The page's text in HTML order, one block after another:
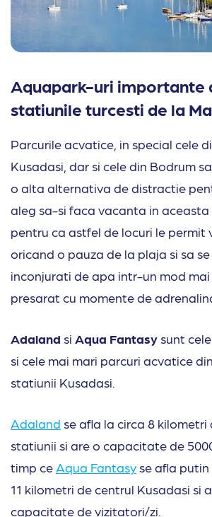
Aquapark-uri importante
statiunile turcesti de la
Parcurile acvatice, in special cele
Kusadasi, dar si cele din Bodrum
o alta alternativa de distractie
aleg sa-si faca vacanta in aceasta
pentru ca astfel de locuri le permit
oricand o pauza de la plaja si sa
inconjurati de apa intr-un mod
presarat cu momente de
Adaland si Aqua Fantasysunt
si cele mai mari parcuri acvatice
statiunii Kusadasi.
Adaland se afla la circa 8 kilometri
statiunii si are o capacitate de
timp ceAqua Fantasyse afla
11 kilometri de centrul Kusadasi si
capacitate de vizitatori/zi.